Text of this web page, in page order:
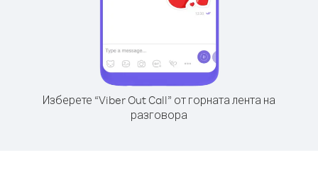
Изберете “Viber Out Call” от горната лента на
разговора